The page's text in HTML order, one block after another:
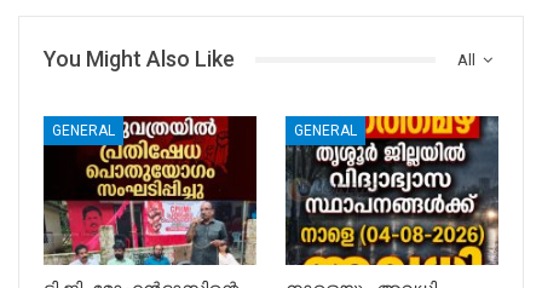
All
You Might Also Like
GENERAL GENERAL